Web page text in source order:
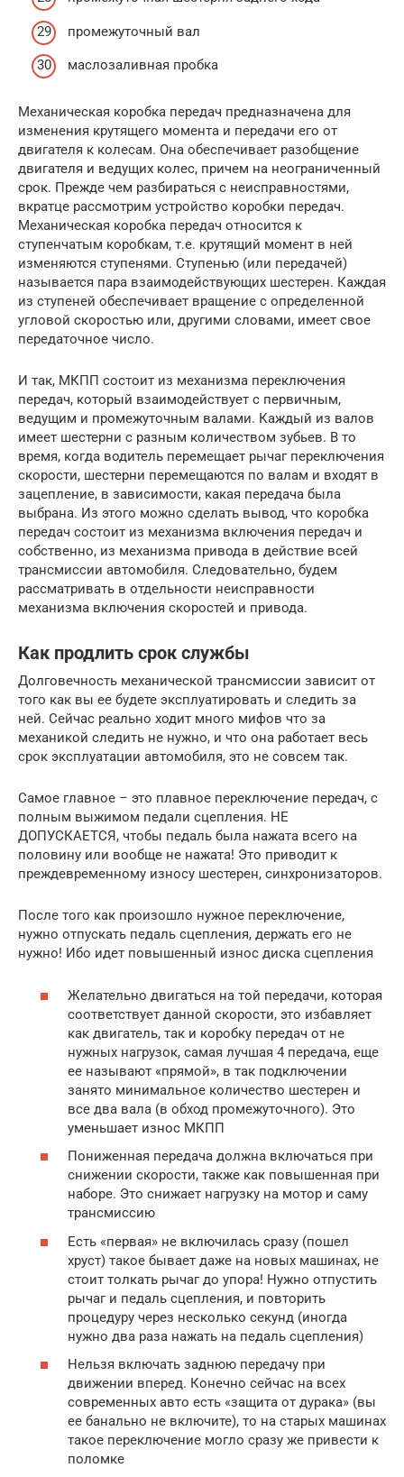
промежуточный вал
маслозаливная пробка
Механическая коробка передач предназначена для
изменения крутящего момента и передачи его от
двигателя к колесам. Она обеспечивает разобщение
двигателя и ведущих колес, причем на неограниченный
срок. Прежде чем разбираться с неисправностями,
вкратце рассмотрим устройство коробки передач.
Механическая коробка передач относится к
ступенчатым коробкам, т.е. крутящий момент в ней
изменяются ступенями. Ступенью (или передачей)
называется пара взаимодействующих шестерен. Каждая
из ступеней обеспечивает вращение с определенной
угловой скоростью или, другими словами, имеет свое
передаточное число.
И так, МКПП состоит из механизма переключения
передач, который взаимодействует с первичным,
ведущим и промежуточным валами. Каждый из валов
имеет шестерни с разным количеством зубьев. В то
время, когда водитель перемещает рычаг переключения
скорости, шестерни перемещаются по валам и входят в
зацепление, в зависимости, какая передача была
выбрана. Из этого можно сделать вывод, что коробка
передач состоит из механизма включения передач и
собственно, из механизма привода в действие всей
трансмиссии автомобиля. Следовательно, будем
рассматривать в отдельности неисправности
механизма включения скоростей и привода.
Как продлить срок службы
Долговечность механической трансмиссии зависит от
того как вы ее будете эксплуатировать и следить за
ней. Сейчас реально ходит много мифов что за
механикой следить не нужно, и что она работает весь
срок эксплуатации автомобиля, это не совсем так.
Самое главное – это плавное переключение передач, с
полным выжимом педали сцепления. НЕ
ДОПУСКАЕТСЯ, чтобы педаль была нажата всего на
половину или вообще не нажата! Это приводит к
преждевременному износу шестерен, синхронизаторов.
После того как произошло нужное переключение,
нужно отпускать педаль сцепления, держать его не
нужно! Ибо идет повышенный износ диска сцепления
Желательно двигаться на той передачи, которая
соответствует данной скорости, это избавляет
как двигатель, так и коробку передач от не
нужных нагрузок, самая лучшая 4 передача, еще
ее называют «прямой», в так подключении
занято минимальное количество шестерен и
все два вала (в обход промежуточного). Это
уменьшает износ МКПП
Пониженная передача должна включаться при
снижении скорости, также как повышенная при
наборе. Это снижает нагрузку на мотор и саму
трансмиссию
Есть «первая» не включилась сразу (пошел
хруст) такое бывает даже на новых машинах, не
стоит толкать рычаг до упора! Нужно отпустить
рычаг и педаль сцепления, и повторить
процедуру через несколько секунд (иногда
нужно два раза нажать на педаль сцепления)
Нельзя включать заднюю передачу при
движении вперед. Конечно сейчас на всех
современных авто есть «защита от дурака» (вы
ее банально не включите), то на старых машинах
такое переключение могло сразу же привести к
поломке